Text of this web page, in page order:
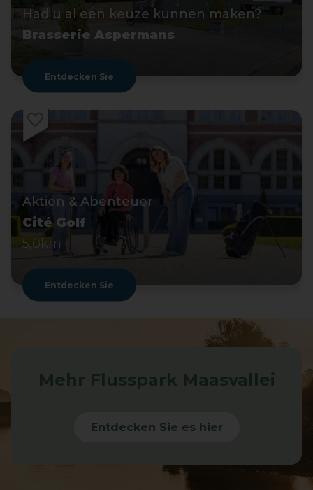
Had u al een keuze kunnen maken?
Brasserie Aspermans
Entdecken Sie
Aktion & Abenteuer
Cité Golf
5,0km
Entdecken Sie
Mehr Flusspark Maasvallei
Entdecken Sie es hier